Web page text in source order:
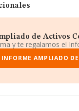
de Activos
y te regalamos el
INFORME AMPLIADO